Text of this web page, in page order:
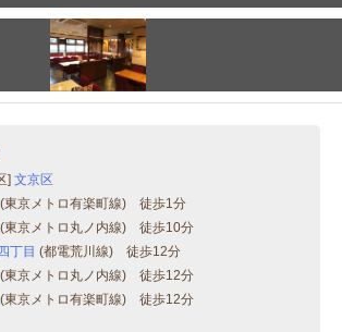
] 文京区
(東京メトロ有楽町線) 徒歩1分
(東京メトロ丸ノ内線) 徒歩10分
丁目 (都電荒川線) 徒歩12分
(東京メトロ丸ノ内線) 徒歩12分
(東京メトロ有楽町線) 徒歩12分